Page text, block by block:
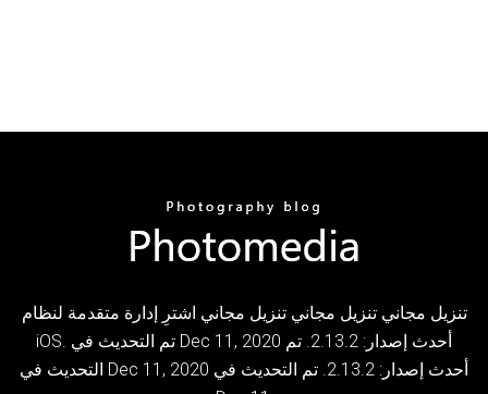
تنزيل مجاني تنزيل مجاني تنزيل مجاني اشترِ إدارة متقدمة لنظام
iOS. تم التحديث في Dec 11, 2020 أحدث إصدار: 2.13.2. تم
التحديث في Dec 11, 2020 أحدث إصدار: 2.13.2. تم التحديث في